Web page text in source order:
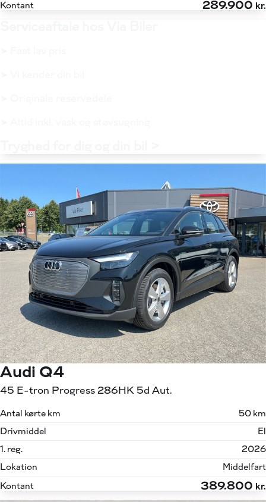
Kontant
289.900 kr.
Audi Q4
45 E-tron Progress 286HK 5d Aut.
Antal kørte km
50 km
Drivmiddel
El
1. reg.
2026
Lokation
Middelfart
Kontant
389.800 kr.